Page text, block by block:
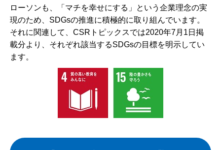
ローソンも、「マチを幸せにする」という企業理念の実
現のため、SDGsの推進に積極的に取り組んでいます。
それに関連して、CSRトピックスでは2020年7月1日掲
載分より、それぞれ該当するSDGsの目標を明示してい
ます。